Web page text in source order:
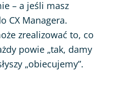
– a jeśli masz
CX Managera.
zrealizować to, co
powie „tak, damy
„obiecujemy”.